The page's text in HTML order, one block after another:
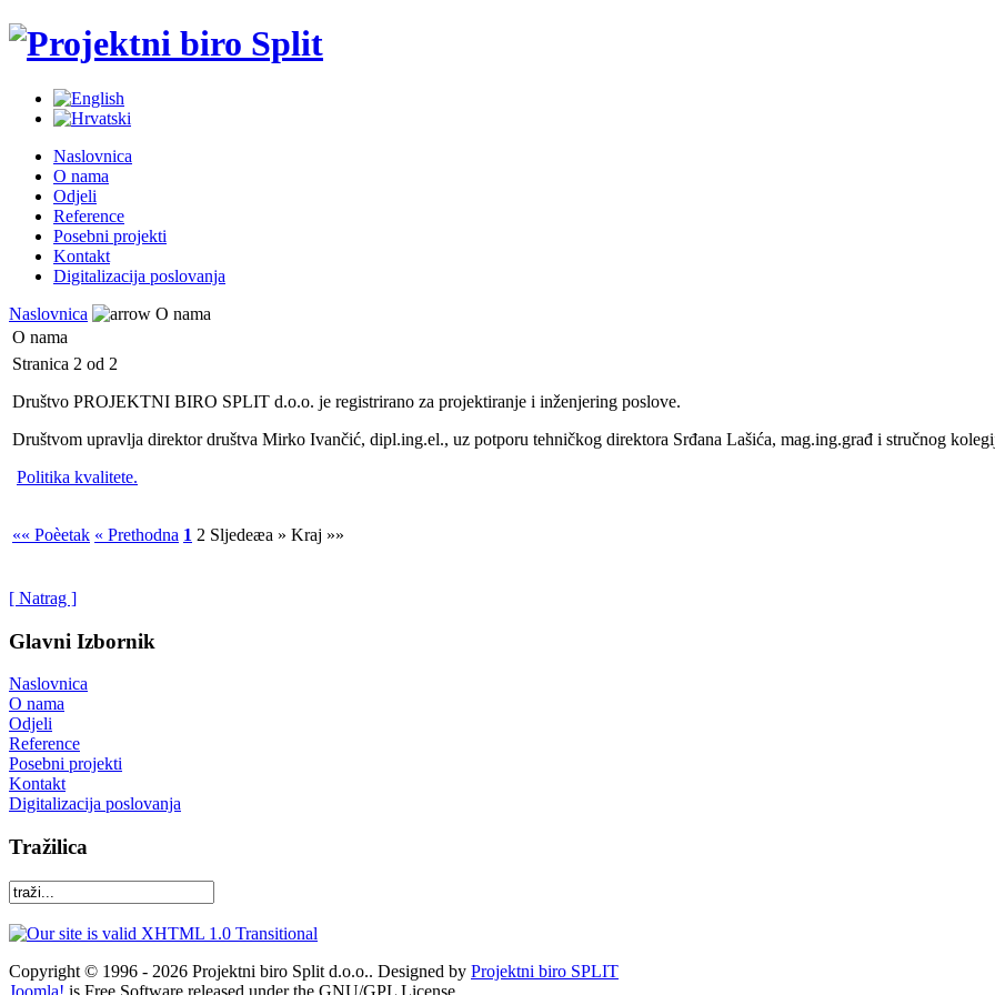
Naslovnica
O nama
Odjeli
Reference
Posebni projekti
Kontakt
Digitalizacija poslovanja
Naslovnica
O nama
O nama
Stranica 2 od 2
Društvo PROJEKTNI BIRO SPLIT d.o.o. je registrirano za projektiranje i inženjering poslove.
Društvom upravlja direktor društva Mirko Ivančić, dipl.ing.el., uz potporu tehničkog direktora Srđana Lašića, mag.ing.građ i stručnog
Politika kvalitete.
«« Poèetak « Prethodna 1 2 Sljedeæa » Kraj »»
[ Natrag ]
Glavni Izbornik
Naslovnica
O nama
Odjeli
Reference
Posebni projekti
Kontakt
Digitalizacija poslovanja
Tražilica
Copyright © 1996 - 2026 Projektni biro Split d.o.o.. Designed by Projektni biro SPLIT
Joomla! is Free Software released under the GNU/GPL License.